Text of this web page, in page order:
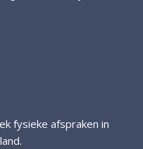
fysieke afspraken in